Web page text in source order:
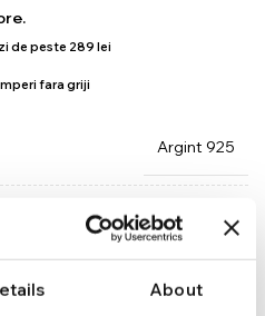
About
de peste 289 lei
fara griji
Argint 925
Auriu
40,5 cm + 3 cm